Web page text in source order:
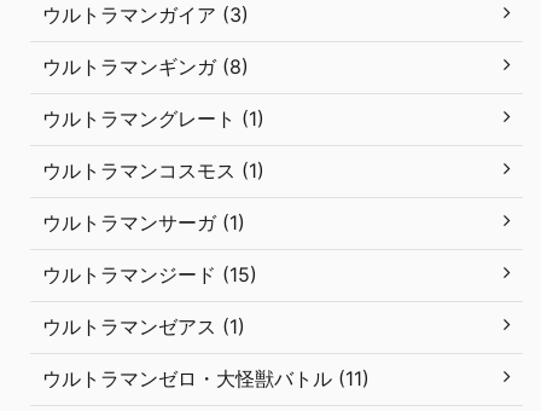
ウルトラマンガイア (3)
ウルトラマンギンガ (8)
ウルトラマングレート (1)
ウルトラマンコスモス (1)
ウルトラマンサーガ (1)
ウルトラマンジード (15)
ウルトラマンゼアス (1)
ウルトラマンゼロ・大怪獣バトル (11)